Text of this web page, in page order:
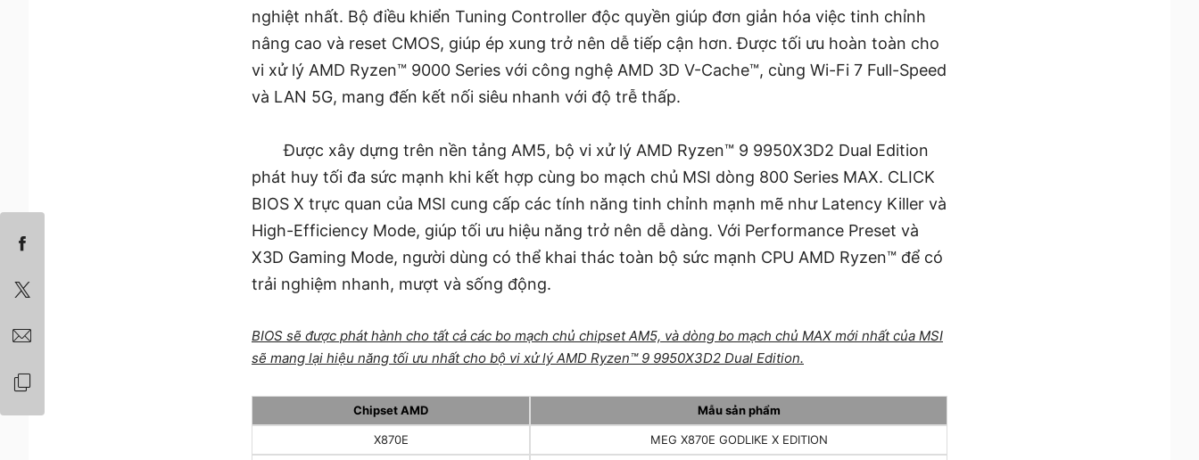
nghiệt nhất. Bộ điều khiển Tuning Controller độc quyền giúp đơn giản hóa việc tinh chỉnh
nâng cao và reset CMOS, giúp ép xung trở nên dễ tiếp cận hơn. Được tối ưu hoàn toàn cho
vi xử lý AMD Ryzen™ 9000 Series với công nghệ AMD 3D V-Cache™, cùng Wi-Fi 7 Full-Speed
và LAN 5G, mang đến kết nối siêu nhanh với độ trễ thấp.
Được xây dựng trên nền tảng AM5, bộ vi xử lý AMD Ryzen™ 9 9950X3D2 Dual Edition
phát huy tối đa sức mạnh khi kết hợp cùng bo mạch chủ MSI dòng 800 Series MAX. CLICK
BIOS X trực quan của MSI cung cấp các tính năng tinh chỉnh mạnh mẽ như Latency Killer và
High-Efficiency Mode, giúp tối ưu hiệu năng trở nên dễ dàng. Với Performance Preset và
X3D Gaming Mode, người dùng có thể khai thác toàn bộ sức mạnh CPU AMD Ryzen™ để có
trải nghiệm nhanh, mượt và sống động.
BIOS sẽ được phát hành cho tất cả các bo mạch chủ chipset AM5, và dòng bo mạch chủ MAX mới nhất của MSI
sẽ mang lại hiệu năng tối ưu nhất cho bộ vi xử lý AMD Ryzen™ 9 9950X3D2 Dual Edition.
Chipset AMD Mẫu sản phẩm
X870E MEG X870E GODLIKE X EDITION